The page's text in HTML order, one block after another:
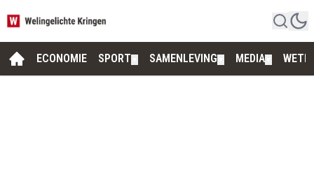
ECONOMIE SPORT SAMENLEVING MEDIA